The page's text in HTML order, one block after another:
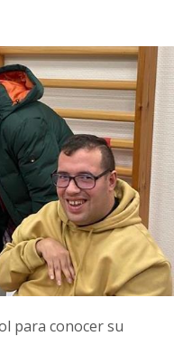
para conocer su